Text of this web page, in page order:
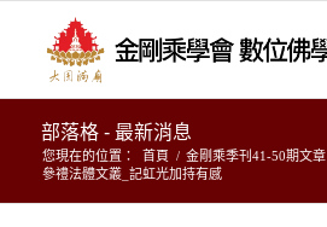
部落格 - 最新消息
您現在的位置： 首頁 / 金剛乘季刊41-50期文章
參禮法體文叢_記虹光加持有感